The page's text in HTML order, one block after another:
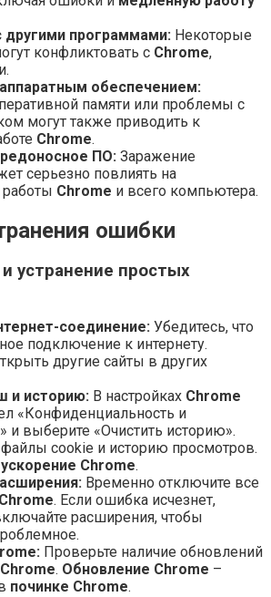
программами: Некоторые
конфликтовать с Chrome,
обеспечением:
памяти или проблемы с
могут также приводить к
Chrome.
ПО: Заражение
серьезно повлиять на
работы Chrome и всего компьютера.
ошибки
устранение простых
соединение: Убедитесь, что
подключение к интернету.
другие сайты в других
и историю: В настройках Chrome
«Конфиденциальность и
и выберите «Очистить историю».
cookie и историю просмотров.
ускорение Chrome.
Временно отключите все
. Если ошибка исчезнет,
расширения, чтобы
Проверьте наличие обновлений
Chrome. Обновление Chrome –
починке Chrome.